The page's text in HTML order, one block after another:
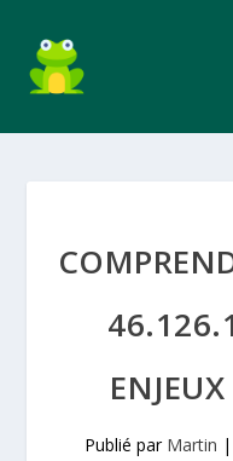
Publié par Martin |